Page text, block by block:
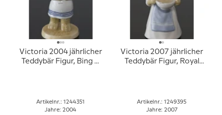
Victoria 2004 jährlicher
Teddybär Figur, Bing &
Artikelnr.: 1244351
Jahre: 2004
Victoria 2007 jährlicher
Teddybär Figur, Royal
Artikelnr.: 1249395
Jahre: 2007